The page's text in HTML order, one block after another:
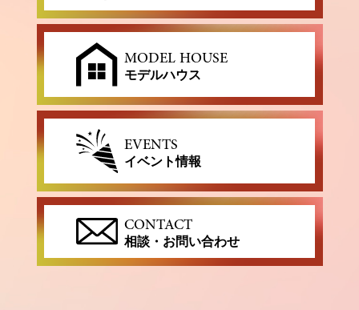
MODEL HOUSE
モデルハウス
EVENTS
イベント情報
CONTACT
相談・お問い合わせ